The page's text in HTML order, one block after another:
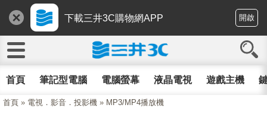
下載三井3C購物網APP 開啟
首頁 筆記型電腦 電腦螢幕 液晶電視 遊戲主機
首頁 » 電視．影音．投影機 » MP3/MP4播放機